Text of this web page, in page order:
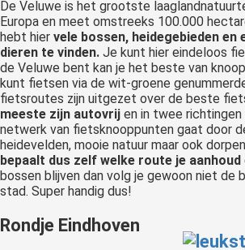
De Veluwe is het grootste
Europa en meet omstreeks 100.000
hebt hier vele bossen, heidegebieden en
dieren te vinden. Je kunt hier eindeloos
de Veluwe bent kan je het beste van
kunt fietsen via de wit-groene
fietsroutes zijn uitgezet over de beste
meeste zijn autovrij en in twee
netwerk van fietsknooppunten gaat door
heidevelden, mooie natuur maar ook
bepaalt dus zelf welke route je aanhoud
bossen blijven dan volg je gewoon niet de
stad. Super handig dus!
Rondje Eindhoven